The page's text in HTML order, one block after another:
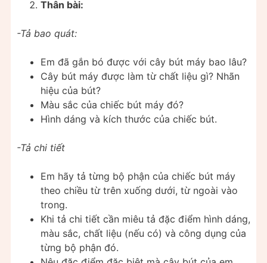
Thân bài:
-Tả bao quát:
Em đã gắn bó được với cây bút máy bao lâu?
Cây bút máy được làm từ chất liệu gì? Nhãn
hiệu của bút?
Màu sắc của chiếc bút máy đó?
Hình dáng và kích thước của chiếc bút.
-Tả chi tiết
Em hãy tả từng bộ phận của chiếc bút máy
theo chiều từ trên xuống dưới, từ ngoài vào
trong.
Khi tả chi tiết cần miêu tả đặc điểm hình dáng,
màu sắc, chất liệu (nếu có) và công dụng của
từng bộ phận đó.